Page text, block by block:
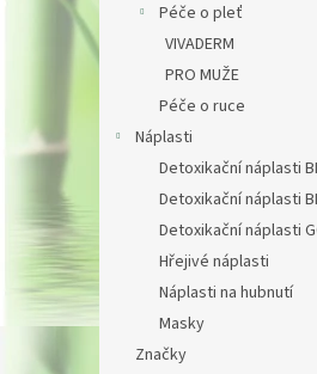
Péče o pleť
VIVADERM
PRO MUŽE
Péče o ruce
Náplasti
Detoxikační náplasti
Detoxikační náplasti
Detoxikační náplasti
Hřejivé náplasti
Náplasti na hubnutí
Masky
Značky